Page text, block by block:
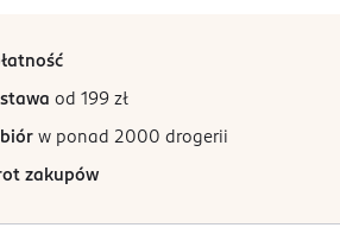
od 199 zł
w ponad 2000 drogerii
zakupów